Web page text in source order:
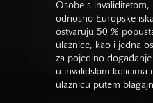
Osobe s invaliditetom,
odnosno Europske
ostvaruju 50 %
ulaznice, kao i jedna
za pojedino
u invalidskim kolicima
ulaznicu putem